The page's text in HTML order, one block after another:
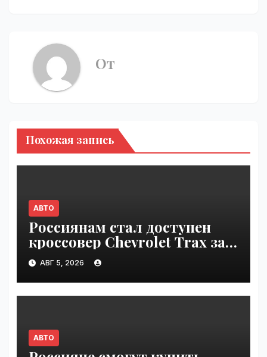
От
Похожая запись
АВТО
Россиянам стал доступен
кроссовер Chevrolet Trax за
1,6 млн рублей | VseTime.ru
АВГ 5, 2026
АВТО